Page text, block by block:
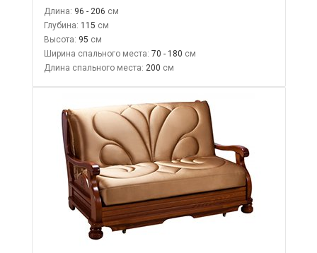
Длина: 96 - 206
Глубина: 115
Высота: 95
Ширина спального места: 70 - 180
Длина спального места: 200